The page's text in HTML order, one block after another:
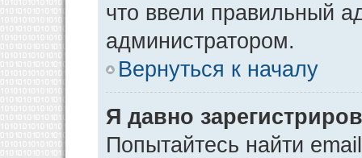
что ввели правильный
администратором.
Вернуться к началу
Я давно
Попытайтесь найти